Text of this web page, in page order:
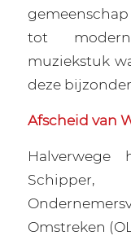
tot
muziekstuk
deze
Afscheid van
Omstreken